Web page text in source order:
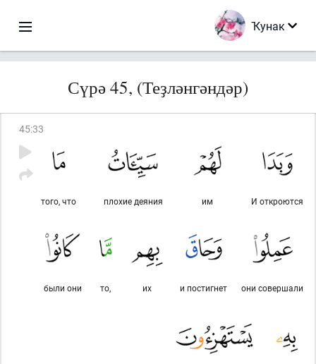
Ҡунак
Сүрә 45, (Теҙләнгәндәр)
45:33
И откроются
им
плохие деяния
того, что
они совершали
и постигнет
их
то,
были они